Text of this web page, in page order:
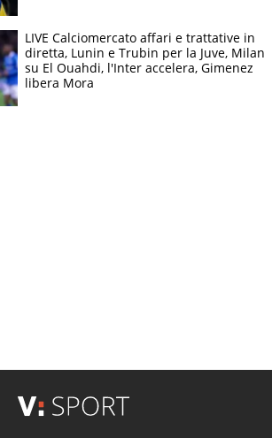
LIVE Calciomercato affari e trattative in
diretta, Lunin e Trubin per la Juve, Milan
su El Ouahdi, l'Inter accelera, Gimenez
libera Mora